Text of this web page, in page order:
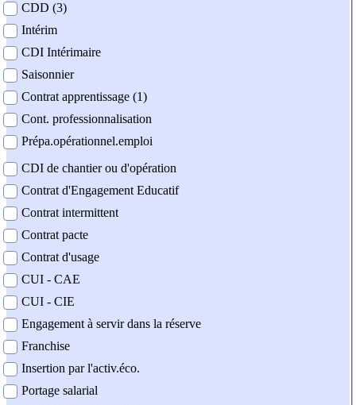
CDD (3)
Intérim
CDI Intérimaire
Saisonnier
Contrat apprentissage (1)
Cont. professionnalisation
Prépa.opérationnel.emploi
CDI de chantier ou d'opération
Contrat d'Engagement Educatif
Contrat intermittent
Contrat pacte
Contrat d'usage
CUI - CAE
CUI - CIE
Engagement à servir dans la réserve
Franchise
Insertion par l'activ.éco.
Portage salarial